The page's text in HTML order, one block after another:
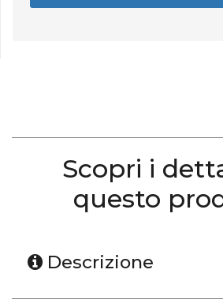
Scopri i
questo
Descrizione